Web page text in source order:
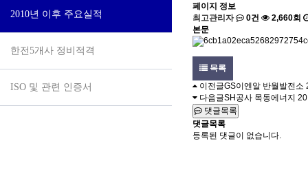
2010년 이후 주요실적
한전5개사 정비적격
ISO 및 관련 인증서
페이지 정보
최고관리자
0건
2,660회
본문
목록
이전글GS이엔알 반월발전소
다음글SH공사 목동에너지
댓글목록
댓글목록
등록된 댓글이 없습니다.